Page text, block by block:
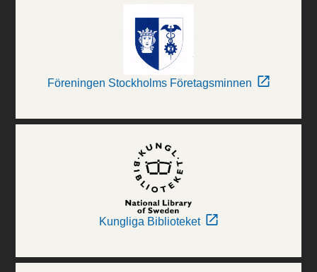
Föreningen Stockholms Företagsminnen
Kungliga Biblioteket